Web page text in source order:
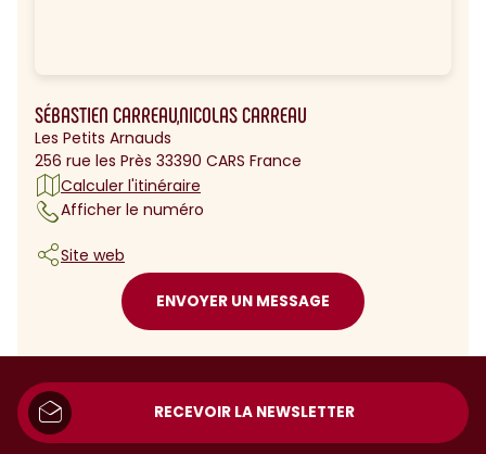
SÉBASTIEN CARREAU,NICOLAS CARREAU
Les Petits Arnauds
256 rue les Près 33390 CARS France
Calculer l'itinéraire
Afficher le numéro
Site web
ENVOYER UN MESSAGE
RECEVOIR LA NEWSLETTER